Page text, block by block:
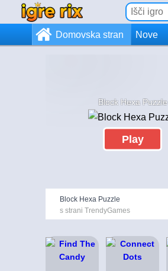
Domovska stran Nove
Block Hexa Puzzle
Play
Block Hexa Puzzle
s strani TrendyGames